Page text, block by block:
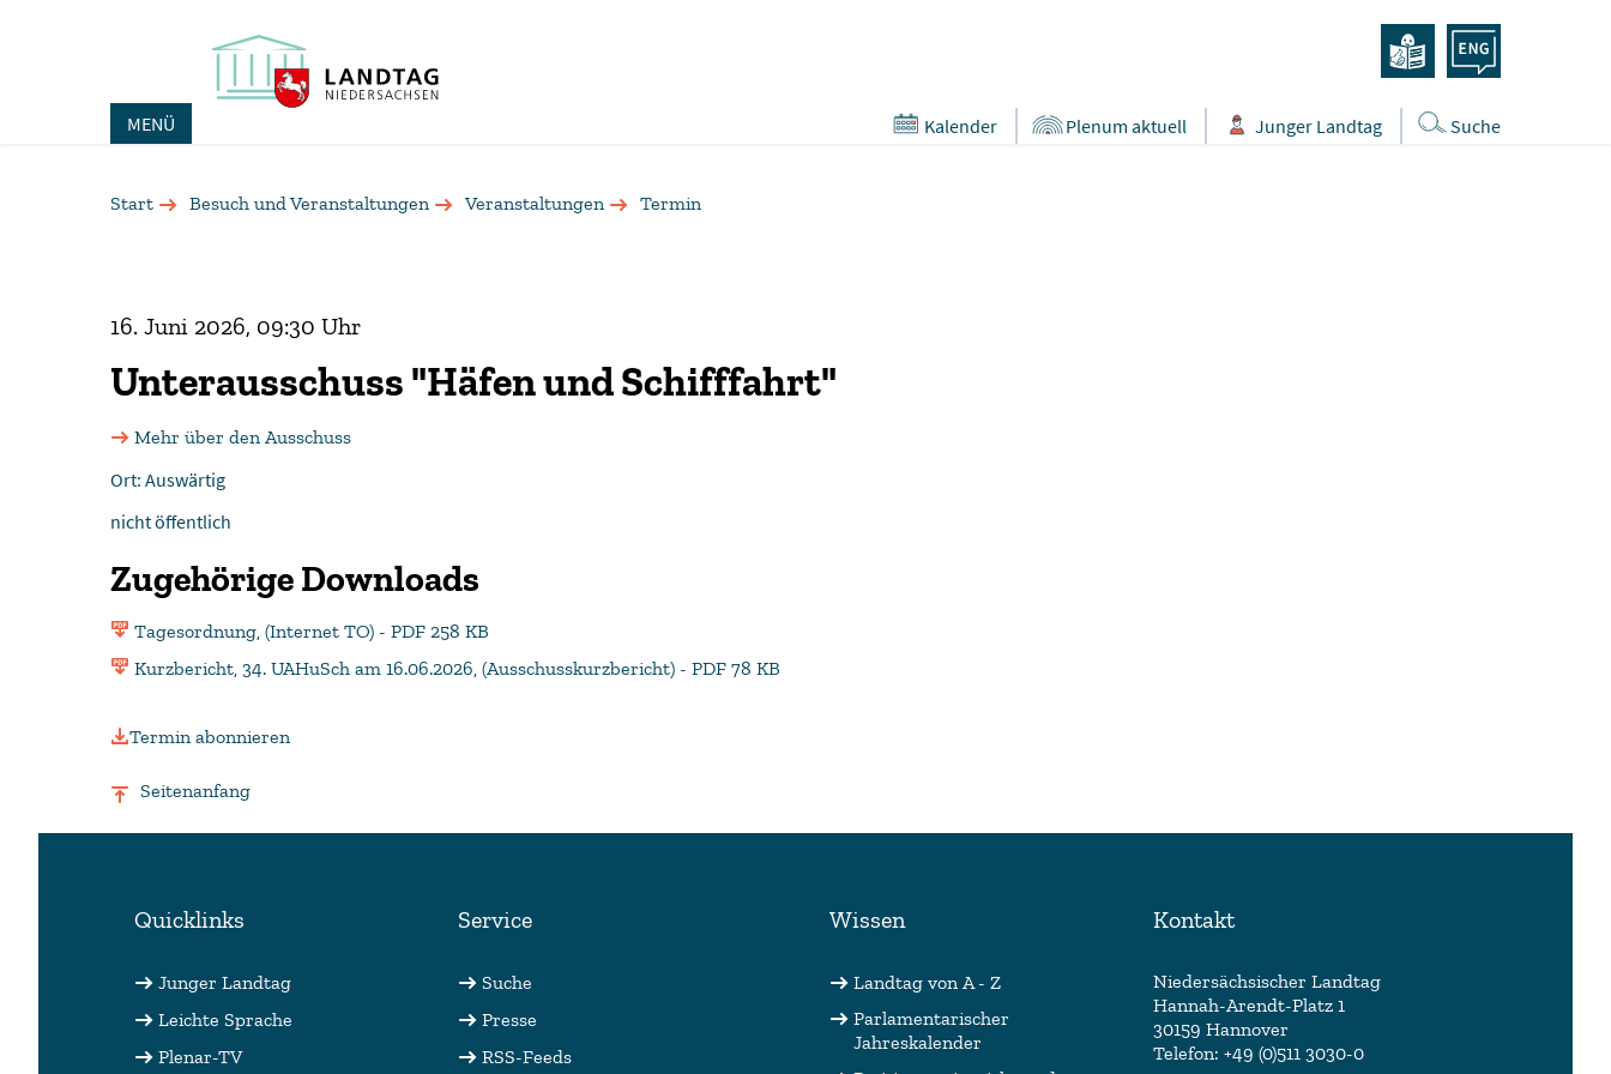
MENÜ Kalender Plenum aktuell Junger Landtag Suche
Start Besuch und Veranstaltungen Veranstaltungen Termin
16. Juni 2026, 09:30 Uhr
Unterausschuss "Häfen und Schifffahrt"
Mehr über den Ausschuss
Ort: Auswärtig
nicht öffentlich
Zugehörige Downloads
Tagesordnung, (Internet TO) - PDF 258 KB
Kurzbericht, 34. UAHuSch am 16.06.2026, (Ausschusskurzbericht) - PDF 78 KB
Termin abonnieren
Seitenanfang
Quicklinks
Junger Landtag
Leichte Sprache
Plenar-TV
Service
Suche
Presse
RSS-Feeds
Wissen
Landtag von A - Z
Parlamentarischer
Jahreskalender
Kontakt
Niedersächsischer Landtag
Hannah-Arendt-Platz 1
30159 Hannover
Telefon: +49 (0)511 3030-0